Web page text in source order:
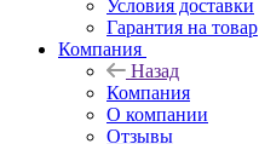
Условия доставки
Гарантия на товар
Компания
Назад
Компания
О компании
Отзывы